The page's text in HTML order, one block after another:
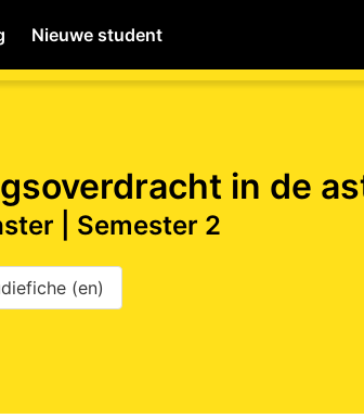
Nieuwe student
in de
| Semester 2
(en)